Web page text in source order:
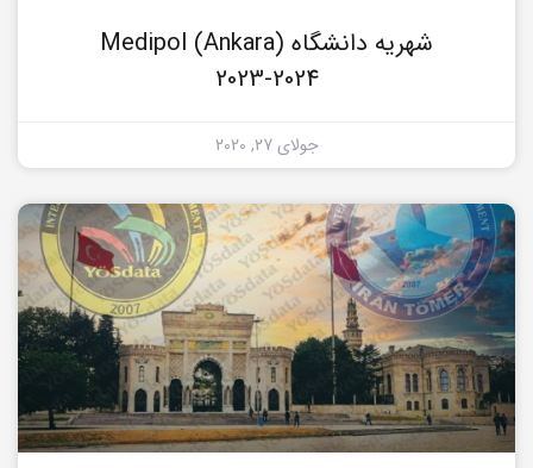
شهریه دانشگاه Medipol (Ankara)
2023-2024
جولای 27, 2020